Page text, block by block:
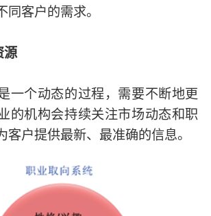
客户的需求。
源
一个动态的过程，需要不断地更
的机构会持续关注市场动态和职
客户提供最新、最准确的信息。